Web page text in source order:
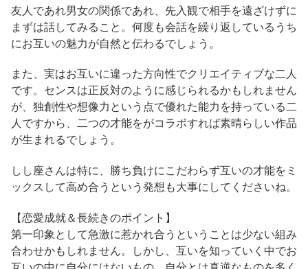
友人であれ男女の関係であれ、先入観で相手を遠ざけずに
まずは話してみること。何度も会話を繰り返しているうち
にお互いの魅力が自然と伝わるでしょう。
また、実はお互いに違った方向性でクリエイティブな二人
です。センスは正反対のように感じられるかもしれません
が、独創性や想像力という点で優れた能力を持っている二
人ですから、二つの才能をがコラボすれば素晴らしい作品
が生まれるでしょう。
しし座さんは特に、勝ち負けにこだわらず互いの才能をミ
ックスして高め合うという発想も大事にしてくださいね。
【恋愛成就＆長続きのポイント】
第一印象として急激に惹かれ合うということは少ない組み
合わせかもしれません。しかし、互いを知っていく中でお